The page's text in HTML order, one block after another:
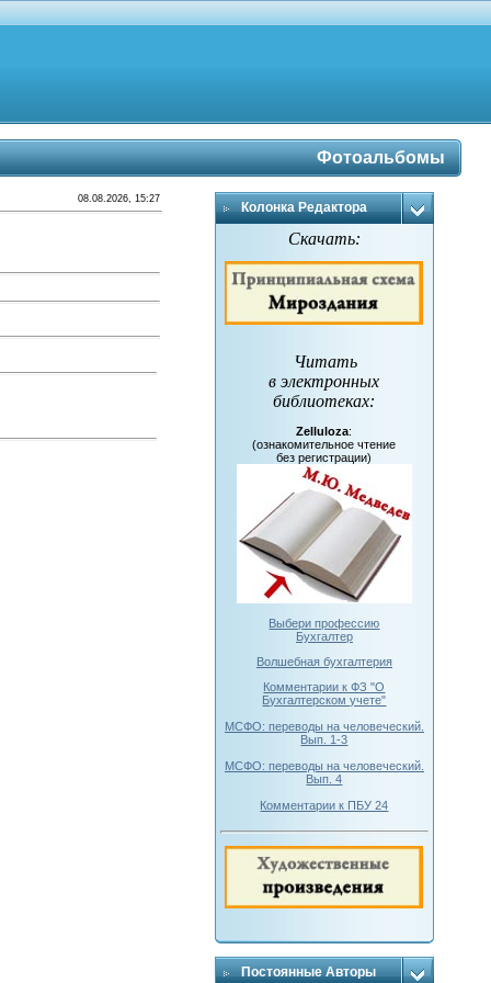
Фотоальбомы
08.08.2026, 15:27
Колонка Редактора
Скачать:
Читать
в электронных
библиотеках:
Zelluloza:
(ознакомительное чтение
без регистрации)
Выбери профессию
Бухгалтер
Волшебная бухгалтерия
Комментарии к ФЗ "О
Бухгалтерском учете"
МСФО: переводы на человеческий.
Вып. 1-3
МСФО: переводы на человеческий.
Вып. 4
Комментарии к ПБУ 24
Постоянные Авторы